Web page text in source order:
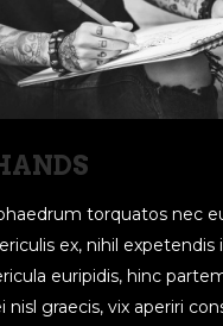
torquatos nec
ex, nihil expetendis
euripidis, hinc
nisl graecis, vix aperiri